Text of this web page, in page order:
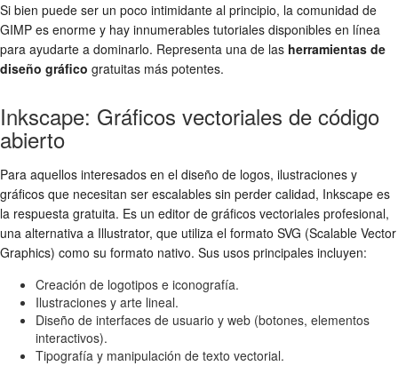
Si bien puede ser un poco intimidante al principio, la comunidad de
GIMP es enorme y hay innumerables tutoriales disponibles en línea
para ayudarte a dominarlo. Representa una de las herramientas de
diseño gráfico gratuitas más potentes.
Inkscape: Gráficos vectoriales de código
abierto
Para aquellos interesados en el diseño de logos, ilustraciones y
gráficos que necesitan ser escalables sin perder calidad, Inkscape es
la respuesta gratuita. Es un editor de gráficos vectoriales profesional,
una alternativa a Illustrator, que utiliza el formato SVG (Scalable Vector
Graphics) como su formato nativo. Sus usos principales incluyen:
Creación de logotipos e iconografía.
Ilustraciones y arte lineal.
Diseño de interfaces de usuario y web (botones, elementos
interactivos).
Tipografía y manipulación de texto vectorial.